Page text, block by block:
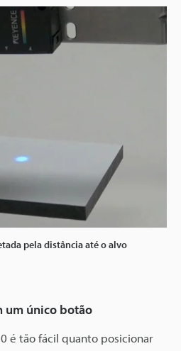
pela distância até o alvo
um único botão
é tão fácil quanto posicionar